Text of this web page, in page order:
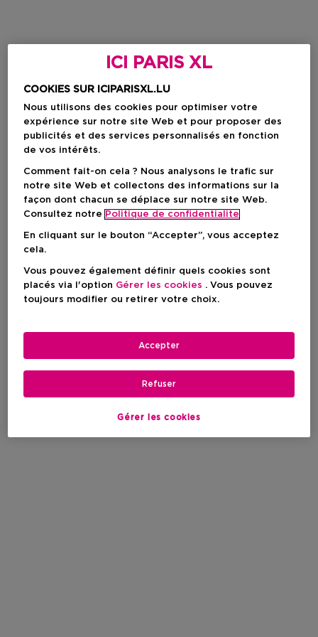
ICI PARIS XL
COOKIES SUR ICIPARISXL.LU
Nous utilisons des cookies pour optimiser votre
expérience sur notre site Web et pour proposer des
publicités et des services personnalisés en fonction
de vos intérêts.
Comment fait-on cela ? Nous analysons le trafic sur
notre site Web et collectons des informations sur la
façon dont chacun se déplace sur notre site Web.
Consultez notre Politique de confidentialite
En cliquant sur le bouton “Accepter”, vous acceptez
cela.
Vous pouvez également définir quels cookies sont
placés via l'option Gérer les cookies . Vous pouvez
toujours modifier ou retirer votre choix.
Gérer les cookies
Refuser
Accepter